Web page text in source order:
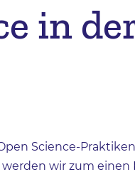
in
Science-
wir zum einen